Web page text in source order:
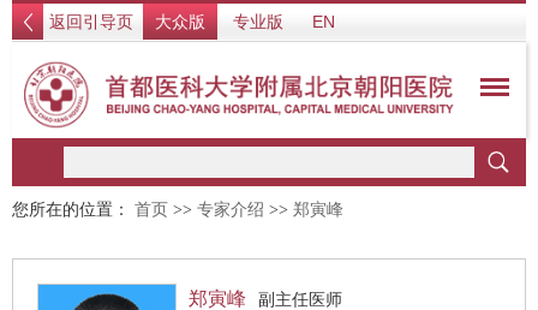
返回引导页 大众版 专业版 EN
您所在的位置： 首页 >> 专家介绍 >> 郑寅峰
郑寅峰
副主任医师